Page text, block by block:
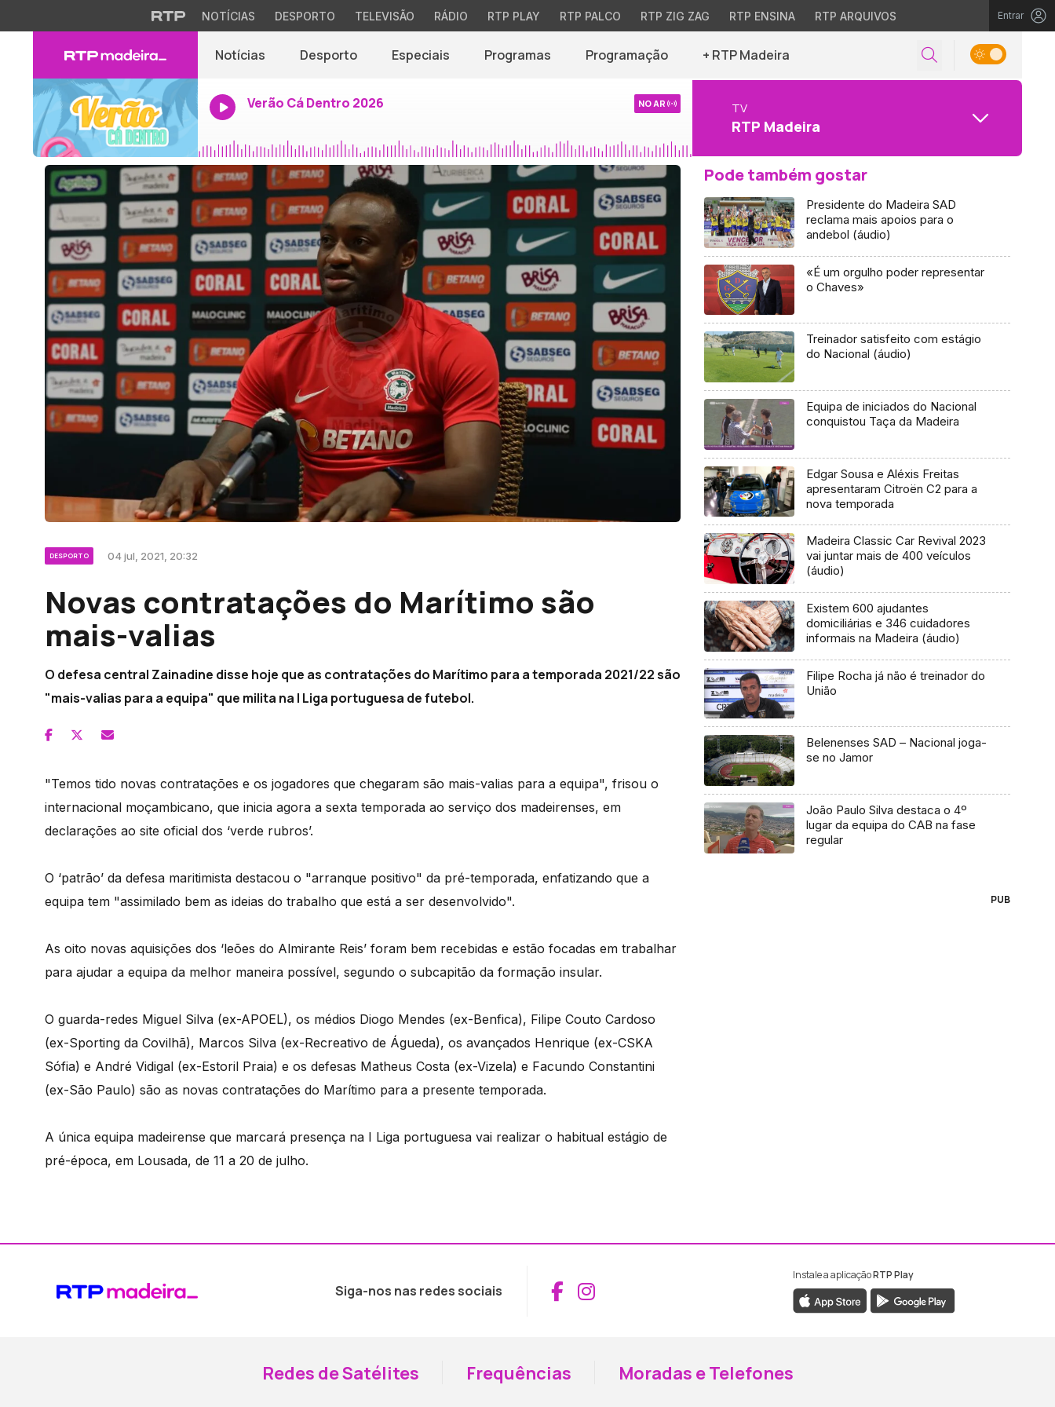
NOTÍCIAS DESPORTO TELEVISÃO RÁDIO RTP PLAY RTP PALCO RTP ZIG ZAG RTP ENSINA RTP ARQUIVOS Entrar
Notícias Desporto Especiais Programas Programação + RTP Madeira
Verão Cá Dentro 2026 NO AR TV
RTP Madeira
DESPORTO 04 jul, 2021, 20:32
Novas contratações do Marítimo são
mais-valias
O defesa central Zainadine disse hoje que as contratações do Marítimo para a temporada 2021/22 são
"mais-valias para a equipa" que milita na I Liga portuguesa de futebol.
"Temos tido novas contratações e os jogadores que chegaram são mais-valias para a equipa", frisou o
internacional moçambicano, que inicia agora a sexta temporada ao serviço dos madeirenses, em
declarações ao site oficial dos ‘verde rubros’.
O ‘patrão’ da defesa maritimista destacou o "arranque positivo" da pré-temporada, enfatizando que a
equipa tem "assimilado bem as ideias do trabalho que está a ser desenvolvido".
As oito novas aquisições dos ‘leões do Almirante Reis’ foram bem recebidas e estão focadas em trabalhar
para ajudar a equipa da melhor maneira possível, segundo o subcapitão da formação insular.
O guarda-redes Miguel Silva (ex-APOEL), os médios Diogo Mendes (ex-Benfica), Filipe Couto Cardoso
(ex-Sporting da Covilhã), Marcos Silva (ex-Recreativo de Águeda), os avançados Henrique (ex-CSKA
Sófia) e André Vidigal (ex-Estoril Praia) e os defesas Matheus Costa (ex-Vizela) e Facundo Constantini
(ex-São Paulo) são as novas contratações do Marítimo para a presente temporada.
A única equipa madeirense que marcará presença na I Liga portuguesa vai realizar o habitual estágio de
pré-época, em Lousada, de 11 a 20 de julho.
Pode também gostar
Presidente do Madeira SAD
reclama mais apoios para o
andebol (áudio)
«É um orgulho poder representar
o Chaves»
Treinador satisfeito com estágio
do Nacional (áudio)
Equipa de iniciados do Nacional
conquistou Taça da Madeira
Edgar Sousa e Aléxis Freitas
apresentaram Citroën C2 para a
nova temporada
Madeira Classic Car Revival 2023
vai juntar mais de 400 veículos
(áudio)
Existem 600 ajudantes
domiciliárias e 346 cuidadores
informais na Madeira (áudio)
Filipe Rocha já não é treinador do
União
Belenenses SAD – Nacional joga-
se no Jamor
João Paulo Silva destaca o 4º
lugar da equipa do CAB na fase
regular
PUB
Siga-nos nas redes sociais Aceder ao Facebook da RTP Madeira
Aceder ao Instagram da RTP Madeira
Instale a aplicaçãoRTP Play
Redes de Satélites Frequências Moradas e Telefones